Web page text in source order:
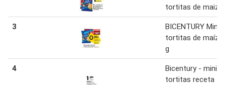
tortitas de maiz
3
BICENTURY Mini
tortitas de maíz
g
4
Bicentury - mini
tortitas receta